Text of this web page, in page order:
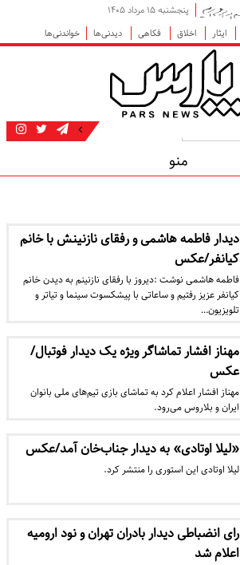
پنجشنبه ۱۵ مرداد ۱۴۰۵
ایثار اخلاق فکاهی دیدنی‌ها خواندنی‌ها
منو
دیدار فاطمه هاشمی و رفقای نازنینش با خانم
کیانفر/عکس
فاطمه هاشمی نوشت :دیروز با رفقای نازنینم به دیدن خانم
کیانفر عزیز رفتیم و ساعاتی با پیشکسوت سینما و تیاتر و
تلویزیون…
مهناز افشار تماشاگر ویژه یک دیدار فوتبال/
عکس
مهناز افشار اعلام کرد به تماشای بازی تیم‌های ملی بانوان
ایران و بلاروس می‌رود.
«لیلا اوتادی» به دیدار جناب‌خان آمد/عکس
لیلا اوتادی این استوری را منتشر کرد.
رای انضباطی دیدار بادران تهران و نود ارومیه
اعلام شد